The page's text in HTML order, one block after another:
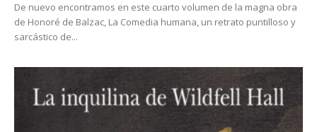
De nuevo encontramos en este cuarto volumen de la magna obra
de Honoré de Balzac, La Comedia humana, un retrato puntilloso y
sarcástico de...